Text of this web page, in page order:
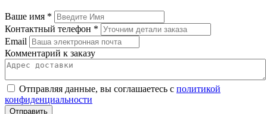
Ваше имя *
Контактный телефон *
Email
Комментарий к заказу
Отправляя данные, вы соглашаетесь с политикой
конфиденциальности
Отправить